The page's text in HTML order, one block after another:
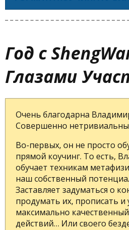
Год с
Глазами
Очень благодарна
Совершенно
Во-первых, он не просто
прямой коучинг. То есть,
обучает техникам
наш собственный
Заставляет задуматься о
продумать их, прописать
максимально
действий… Или своего